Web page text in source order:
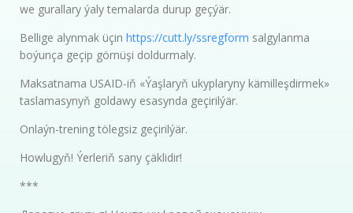
we gurallary ýaly temalarda durup geçýär.
Bellige alynmak üçin https://cutt.ly/ssregform salgylanma
boýunça geçip görnüşi doldurmaly.
Maksatnama USAID-iň «Ýaşlaryň ukyplaryny kämilleşdirmek»
taslamasynyň goldawy esasynda geçirilýär.
Onlaýn-trening tölegsiz geçirilýär.
Howlugyň! Ýerleriň sany çäklidir!
***